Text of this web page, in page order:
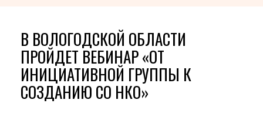
В ВОЛОГОДСКОЙ ОБЛАСТИ
ПРОЙДЕТ ВЕБИНАР «ОТ
ИНИЦИАТИВНОЙ ГРУППЫ К
СОЗДАНИЮ СО НКО»